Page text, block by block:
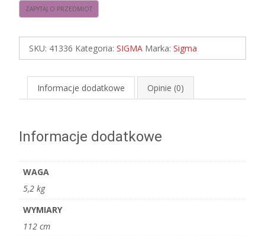
KODO
7
zwis
czarny
SKU: 41336 Kategoria: SIGMA Marka: Sigma
Informacje dodatkowe Opinie (0)
Informacje dodatkowe
WAGA
5,2 kg
WYMIARY
112 cm